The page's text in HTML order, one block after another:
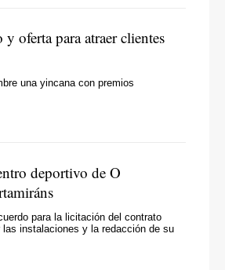
oferta para atraer clientes
una yincana con premios
deportivo de O
para la licitación del contrato
instalaciones y la redacción de su